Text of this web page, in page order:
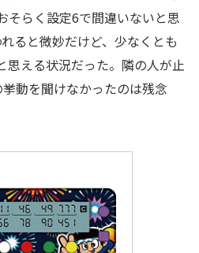
そらく設定6で間違いないと思
ると微妙だけど、少なくとも
思える状況だった。隣の人が止
動を聞けなかったのは残念